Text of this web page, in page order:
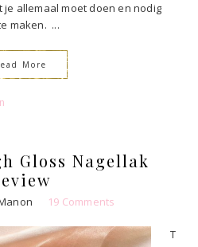
allemaal moet doen en nodig
maken. ...
More
Gloss Nagellak
19 Comments
T